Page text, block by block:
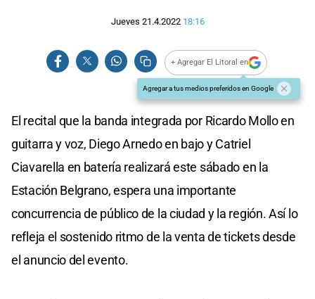
Jueves 21.4.2022 18:16
+ Agregar El Litoral en
Agregar a tus medios preferidos en Google
El recital que la banda integrada por Ricardo Mollo en
guitarra y voz, Diego Arnedo en bajo y Catriel
Ciavarella en batería realizará este sábado en la
Estación Belgrano, espera una importante
concurrencia de público de la ciudad y la región. Así lo
refleja el sostenido ritmo de la venta de tickets desde
el anuncio del evento.